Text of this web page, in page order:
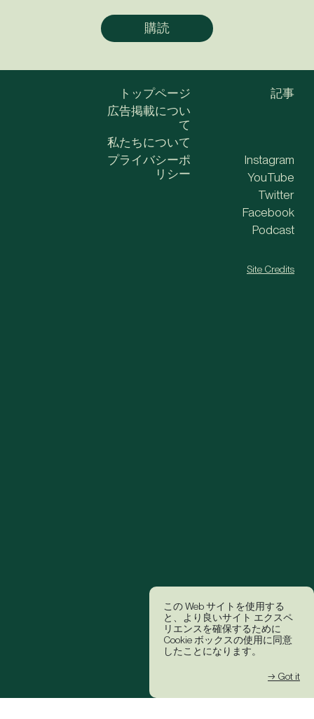
この Web サイトを使用する
と、より良いサイト エクスペ
リエンスを確保するために
Cookie ボックスの使用に同意
したことになります。
→ Got it
トップページ
広告掲載につい
て
私たちについて
記事
プライバシーポ
リシー
Instagram
YouTube
Twitter
Facebook
Podcast
Site Credits